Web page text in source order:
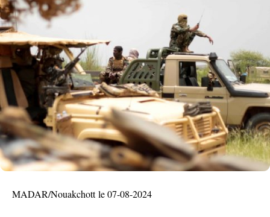
MADAR/Nouakchott le 07-08-2024